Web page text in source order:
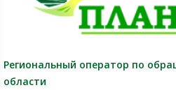
Региональный оператор по
области